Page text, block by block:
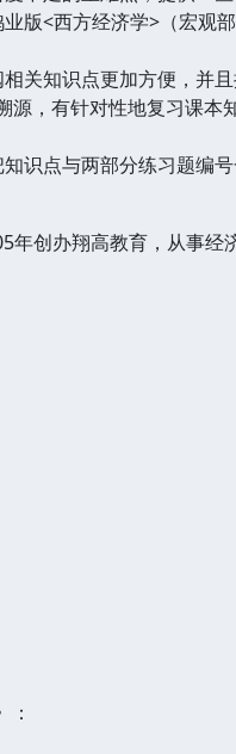
版<西方经济学>（宏观
知识点更加方便，并
，有针对性地复习课
点与两部分练习题编
创办翔高教育，从事